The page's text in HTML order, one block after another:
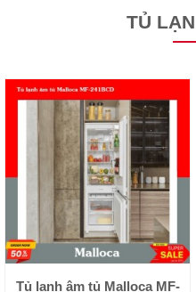
TỦ
Tủ lạnh âm tủ Malloca MF-